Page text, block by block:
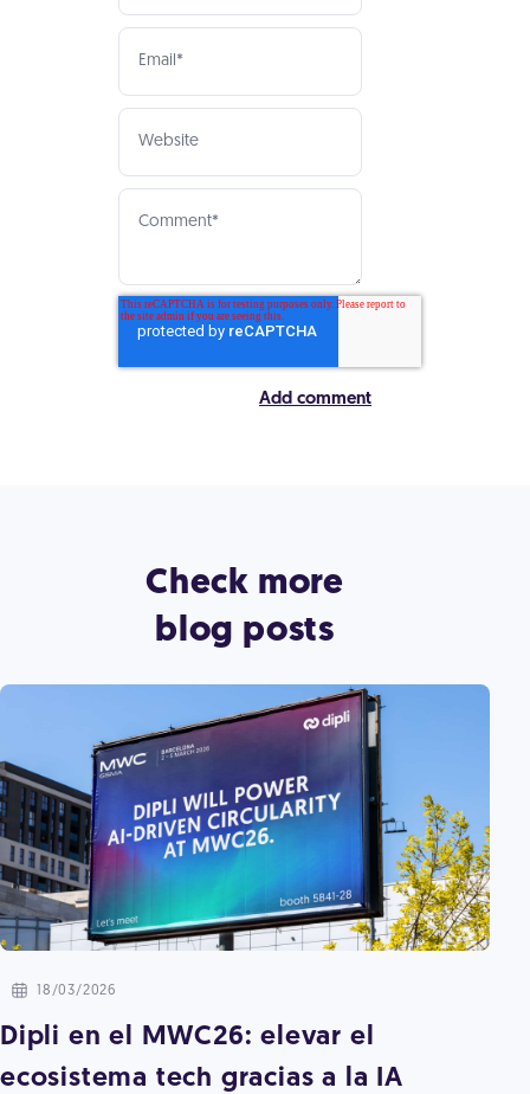
Check more
blog posts
18/03/2026
Dipli en el MWC26: elevar el
ecosistema tech gracias a la IA